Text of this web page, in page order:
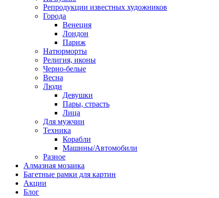
Репродукции известных художников
Города
Венеция
Лондон
Париж
Натюрморты
Религия, иконы
Черно-белые
Весна
Люди
Девушки
Пары, страсть
Лица
Для мужчин
Техника
Корабли
Машины/Автомобили
Разное
Алмазная мозаика
Багетные рамки для картин
Акции
Блог